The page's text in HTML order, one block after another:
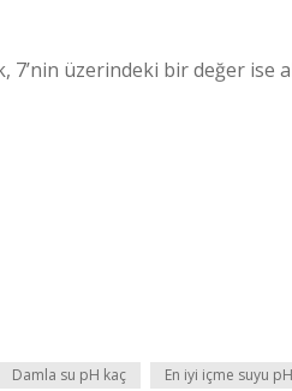
7’nin üzerindeki bir değer ise
Damla su pH kaç En iyi içme suyu